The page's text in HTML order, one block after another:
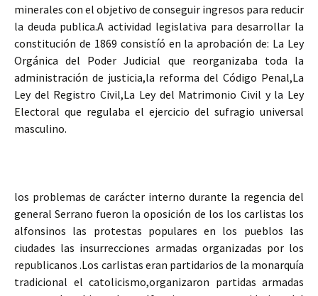
minerales con el objetivo de conseguir ingresos para reducir
la deuda publica.A actividad legislativa para desarrollar la
constitución de 1869 consistíó en la aprobación de: La Ley
Orgánica del Poder Judicial que reorganizaba toda la
administración de justicia,la reforma del Código Penal,La
Ley del Registro Civil,La Ley del Matrimonio Civil y la Ley
Electoral que regulaba el ejercicio del sufragio universal
masculino.
los problemas de carácter interno durante la regencia del
general Serrano fueron la oposición de los los carlistas los
alfonsinos las protestas populares en los pueblos las
ciudades las insurrecciones armadas organizadas por los
republicanos .Los carlistas eran partidarios de la monarquía
tradicional el catolicismo,organizaron partidas armadas